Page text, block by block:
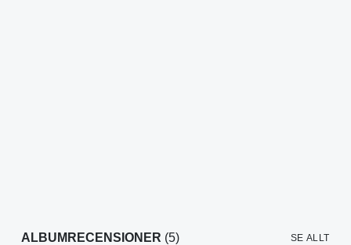
ALBUMRECENSIONER (5) SE ALLT